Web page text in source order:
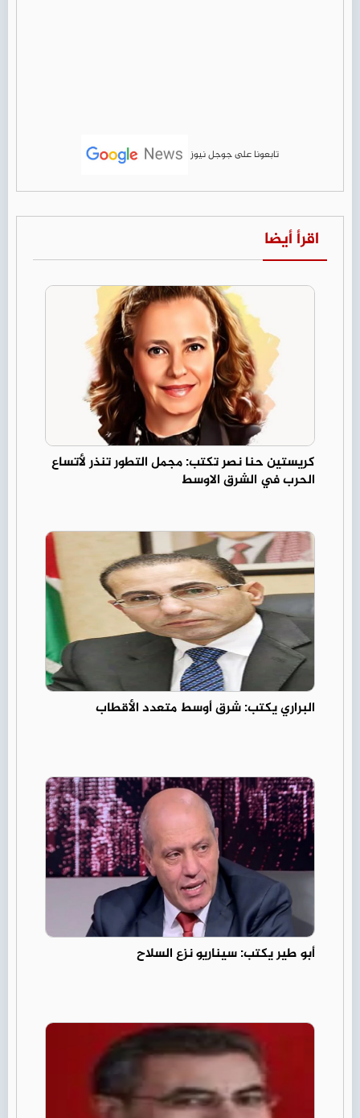
تابعونا على جوجل نيوز
اقرأ أيضا
كريستين حنا نصر تكتب: مجمل التطور تنذر لأتساع
الحرب في الشرق الاوسط
البراري يكتب: شرق أوسط متعدد الأقطاب
أبو طير يكتب: سيناريو نزع السلاح